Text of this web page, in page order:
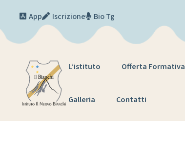
App
Iscrizione Bio Tg
L’istituto Offerta Formativa
Galleria Contatti